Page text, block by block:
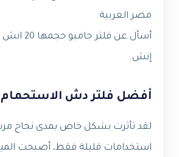
مصر العربية.
إنش.
أفضل فلتر دش الاستحمام
استخدامات قليلة فقط، أصبحت